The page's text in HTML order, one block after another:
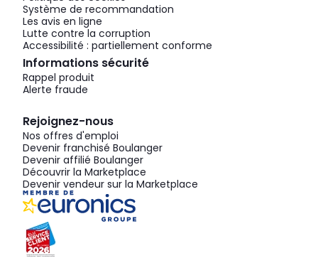
Système de recommandation
Les avis en ligne
Lutte contre la corruption
Accessibilité : partiellement conforme
Informations sécurité
Rappel produit
Alerte fraude
Rejoignez-nous
Nos offres d'emploi
Devenir franchisé Boulanger
Devenir affilié Boulanger
Découvrir la Marketplace
Devenir vendeur sur la Marketplace